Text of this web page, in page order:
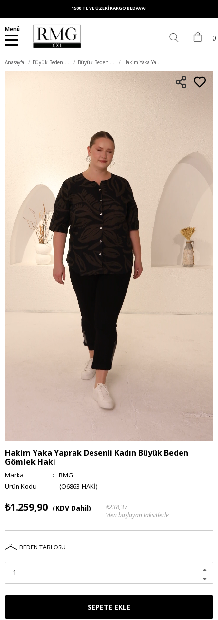
1500 TL VE ÜZERİ KARGO BEDAVA!
Menü
Anasayfa Büyük Beden Üst Giyim Büyük Beden Gömlek Hakim Yaka Yaprak Desenli Kadın Büyük Beden Gömlek Haki
Hakim Yaka Yaprak Desenli Kadın Büyük Beden
Gömlek Haki
Marka :
RMG
(O6863-HAKİ)
₺1.259,90 (KDV Dahil)
₺238,37
'den başlayan taksitlerle
BEDEN TABLOSU